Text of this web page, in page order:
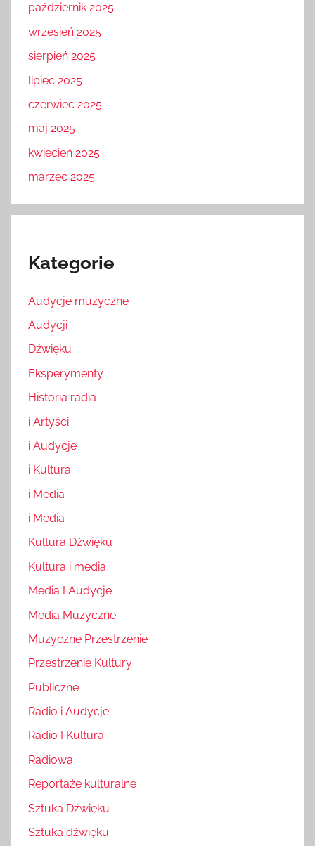
październik 2025
wrzesień 2025
sierpień 2025
lipiec 2025
czerwiec 2025
maj 2025
kwiecień 2025
marzec 2025
Kategorie
Audycje muzyczne
Audycji
Dźwięku
Eksperymenty
Historia radia
i Artyści
i Audycje
i Kultura
i Media
i Media
Kultura Dźwięku
Kultura i media
Media I Audycje
Media Muzyczne
Muzyczne Przestrzenie
Przestrzenie Kultury
Publiczne
Radio i Audycje
Radio I Kultura
Radiowa
Reportaże kulturalne
Sztuka Dźwięku
Sztuka dźwięku